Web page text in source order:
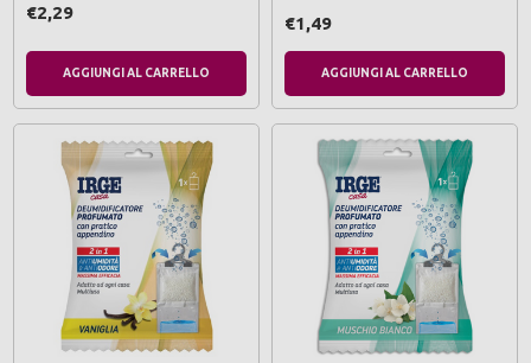
€2,29
AGGIUNGI AL CARRELLO
€1,49
AGGIUNGI AL CARRELLO